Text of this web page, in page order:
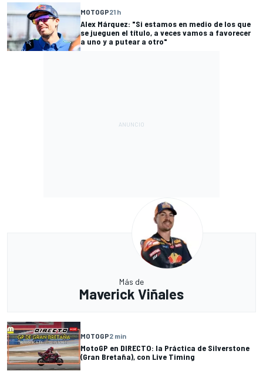
MOTOGP21 h
Alex Márquez: "Si estamos en medio de los que
se jueguen el título, a veces vamos a favorecer
a uno y a putear a otro"
Más de
Maverick Viñales
MOTOGP2 min
MotoGP en DIRECTO: la Práctica de Silverstone
(Gran Bretaña), con Live Timing